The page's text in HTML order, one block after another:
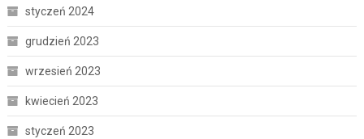
styczeń 2024
grudzień 2023
wrzesień 2023
kwiecień 2023
styczeń 2023